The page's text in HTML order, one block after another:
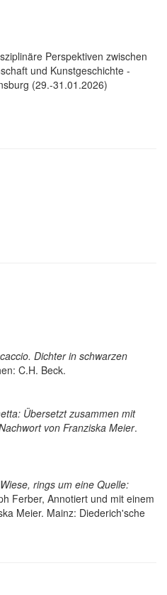
Perspektiven zwischen
und Kunstgeschichte -
(29.-31.01.2026)
Dichter in schwarzen
C.H. Beck.
Übersetzt zusammen mit
von Franziska Meier.
rings um eine Quelle:
Ferber, Annotiert und mit einem
Meier. Mainz: Diederich'sche